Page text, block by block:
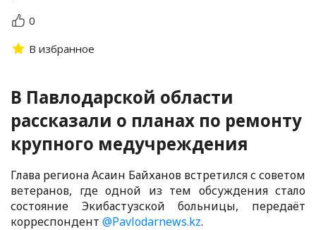
0
В избранное
В Павлодарской области
рассказали о планах по ремонту
крупного медучреждения
Глава региона Асаин Байханов встретился с советом
ветеранов, где одной из тем обсуждения стало
состояние Экибастузской больницы, передаёт
корреспондент @Pavlodarnews.kz.